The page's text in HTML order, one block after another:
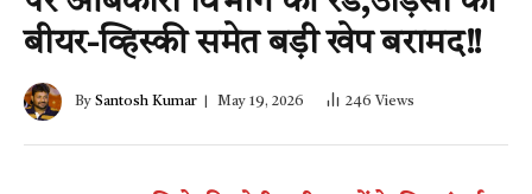
बीयर-व्हिस्की समेत बड़ी खेप बरामद!!
By Santosh Kumar May 19, 2026 246 Views